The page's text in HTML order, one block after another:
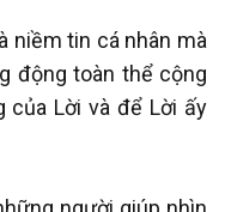
niềm tin cá nhân mà
động toàn thể cộng
của Lời và để Lời ấy